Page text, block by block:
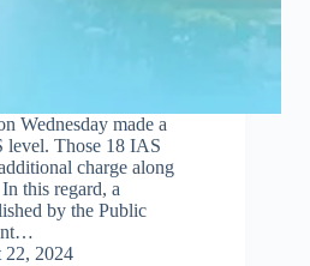
Wednesday made a
level. Those 18 IAS
charge along
this regard, a
by the Public
22, 2024